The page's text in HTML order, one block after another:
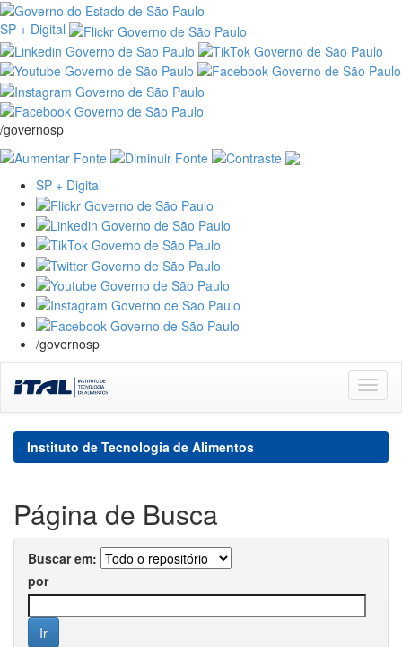
SP + Digital
/governosp
SP + Digital
/governosp
navigation
Instituto de Tecnologia de Alimentos
Página de Busca
Buscar em:
por